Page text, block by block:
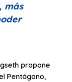
más
propone
Pentágono,